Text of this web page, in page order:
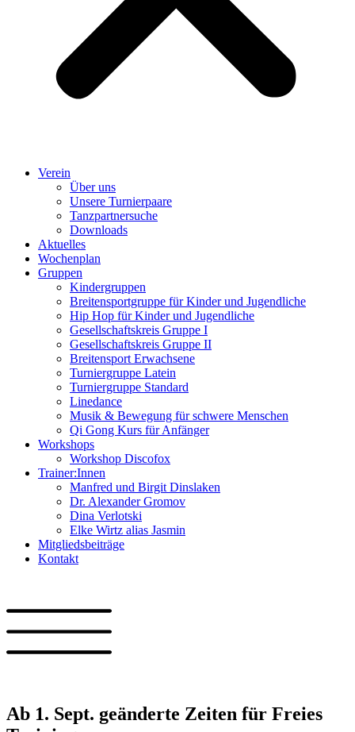
Verein
Über uns
Unsere Turnierpaare
Tanzpartnersuche
Downloads
Aktuelles
Wochenplan
Gruppen
Kindergruppen
Breitensportgruppe für Kinder und Jugendliche
Hip Hop für Kinder und Jugendliche​
Gesellschaftskreis Gruppe I
Gesellschaftskreis Gruppe II
Breitensport Erwachsene
Turniergruppe Latein
Turniergruppe Standard
Linedance
Musik & Bewegung für schwere Menschen​
Qi Gong Kurs für Anfänger
Workshops
Workshop Discofox
Trainer:Innen
Manfred und Birgit Dinslaken
Dr. Alexander Gromov
Dina Verlotski
Elke Wirtz alias Jasmin
Mitgliedsbeiträge
Kontakt
Ab 1. Sept. geänderte Zeiten für Freies